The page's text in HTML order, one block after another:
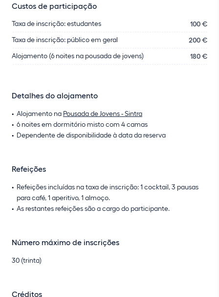
Custos de participação
Taxa de inscrição: estudantes 100 €
Taxa de inscrição: público em geral 200 €
Alojamento (6 noites na pousada de jovens) 180 €
Detalhes do alojamento
Alojamento na Pousada de Jovens - Sintra
6 noites em dormitório misto com 4 camas
Dependente de disponibilidade à data da reserva
Refeições
Refeições incluídas na taxa de inscrição: 1 cocktail, 3 pausas
para café, 1 aperitivo, 1 almoço.
As restantes refeições são a cargo do participante.
Número máximo de inscrições
30 (trinta)
Créditos